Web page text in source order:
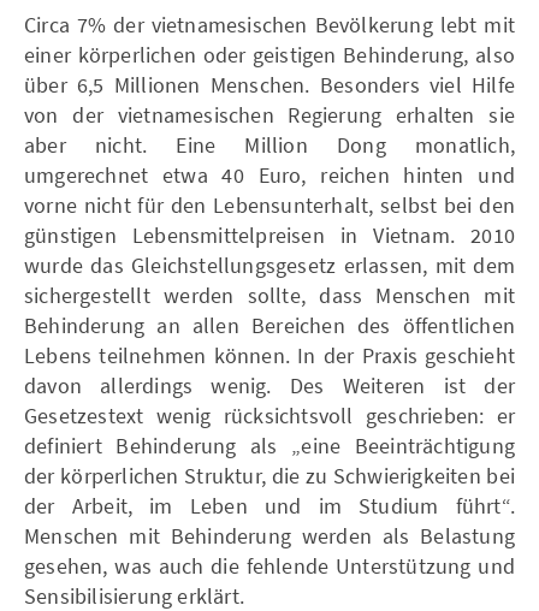
Circa 7% der vietnamesischen Bevölkerung lebt mit
einer körperlichen oder geistigen Behinderung, also
über 6,5 Millionen Menschen. Besonders viel Hilfe
von der vietnamesischen Regierung erhalten sie
aber nicht. Eine Million Dong monatlich,
umgerechnet etwa 40 Euro, reichen hinten und
vorne nicht für den Lebensunterhalt, selbst bei den
günstigen Lebensmittelpreisen in Vietnam. 2010
wurde das Gleichstellungsgesetz erlassen, mit dem
sichergestellt werden sollte, dass Menschen mit
Behinderung an allen Bereichen des öffentlichen
Lebens teilnehmen können. In der Praxis geschieht
davon allerdings wenig. Des Weiteren ist der
Gesetzestext wenig rücksichtsvoll geschrieben: er
definiert Behinderung als „eine Beeinträchtigung
der körperlichen Struktur, die zu Schwierigkeiten bei
der Arbeit, im Leben und im Studium führt“.
Menschen mit Behinderung werden als Belastung
gesehen, was auch die fehlende Unterstützung und
Sensibilisierung erklärt.